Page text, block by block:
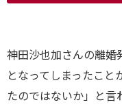
神田沙也加さんの離婚
となってしまったこと
たのではないか」と言